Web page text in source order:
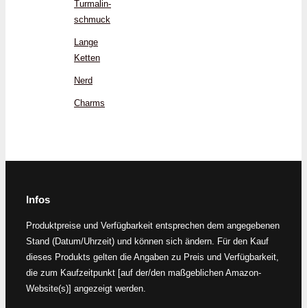
Turmalin­
schmuck
Lange
Ketten
Nerd
Charms
Infos
Produktpreise und Verfügbarkeit entsprechen dem angegebenen
Stand (Datum/Uhrzeit) und können sich ändern. Für den Kauf
dieses Produkts gelten die Angaben zu Preis und Verfügbarkeit,
die zum Kaufzeitpunkt [auf der/den maßgeblichen Amazon-
Website(s)] angezeigt werden.